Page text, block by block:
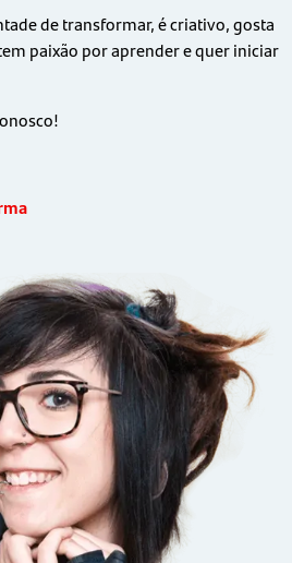
de transformar, é criativo, gosta
paixão por aprender e quer iniciar